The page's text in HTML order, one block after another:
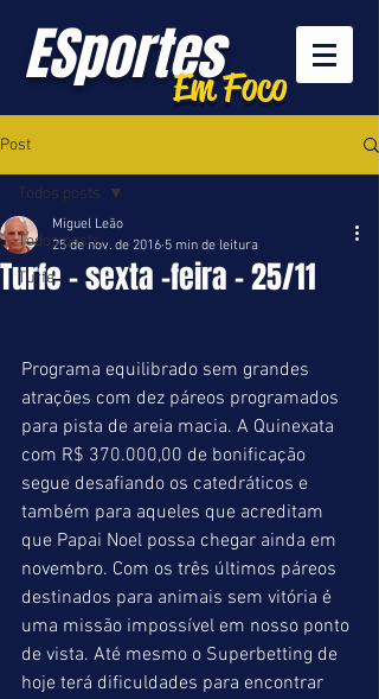
ESportesEm Foco
Post
Todos posts
Turfe
Todos posts
Turfe - sexta -feira - 25/11
Miguel Leão
25 de nov. de 2016 5 min de leitura
Programa equilibrado sem grandes
atrações com dez páreos programados
para pista de areia macia. A Quinexata
com R$ 370.000,00 de bonificação
segue desafiando os catedráticos e
também para aqueles que acreditam
que Papai Noel possa chegar ainda em
novembro. Com os três últimos páreos
destinados para animais sem vitória é
uma missão impossível em nosso ponto
de vista. Até mesmo o Superbetting de
hoje terá dificuldades para encontrar